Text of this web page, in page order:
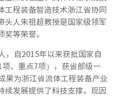
工程装备智造技术浙江省协同
头人朱祖超教授是国家级领军
等荣誉。
，自2015年以来获批国家自
、重点7项），获省部级一
果为浙江省流体工程装备产业
续发展提供了科技支撑。现因